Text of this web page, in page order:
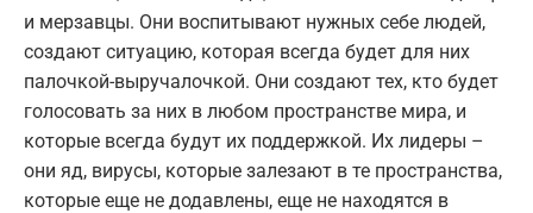
и мерзавцы. Они воспитывают нужных себе людей,
создают ситуацию, которая всегда будет для них
палочкой-выручалочкой. Они создают тех, кто будет
голосовать за них в любом пространстве мира, и
которые всегда будут их поддержкой. Их лидеры –
они яд, вирусы, которые залезают в те пространства,
которые еще не додавлены, еще не находятся в